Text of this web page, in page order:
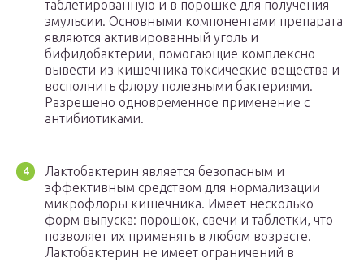
таблетированную и в порошке для получения
эмульсии. Основными компонентами препарата
являются активированный уголь и
бифидобактерии, помогающие комплексно
вывести из кишечника токсические вещества и
восполнить флору полезными бактериями.
Разрешено одновременное применение с
антибиотиками.
Лактобактерин является безопасным и
эффективным средством для нормализации
микрофлоры кишечника. Имеет несколько
форм выпуска: порошок, свечи и таблетки, что
позволяет их применять в любом возрасте.
Лактобактерин не имеет ограничений в